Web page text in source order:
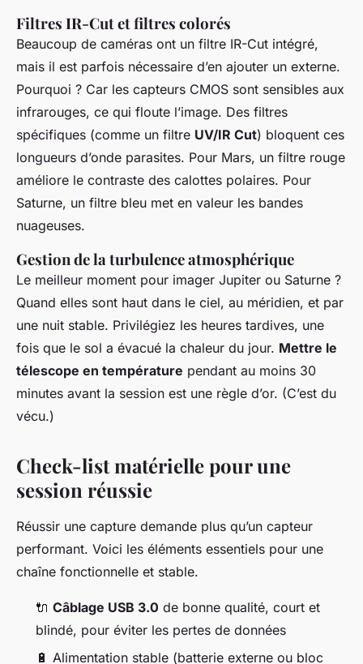
Filtres IR-Cut et filtres colorés
Beaucoup de caméras ont un filtre IR-Cut intégré,
mais il est parfois nécessaire d’en ajouter un externe.
Pourquoi ? Car les capteurs CMOS sont sensibles aux
infrarouges, ce qui floute l’image. Des filtres
spécifiques (comme un filtre UV/IR Cut) bloquent ces
longueurs d’onde parasites. Pour Mars, un filtre rouge
améliore le contraste des calottes polaires. Pour
Saturne, un filtre bleu met en valeur les bandes
nuageuses.
Gestion de la turbulence atmosphérique
Le meilleur moment pour imager Jupiter ou Saturne ?
Quand elles sont haut dans le ciel, au méridien, et par
une nuit stable. Privilégiez les heures tardives, une
fois que le sol a évacué la chaleur du jour. Mettre le
télescope en température pendant au moins 30
minutes avant la session est une règle d’or. (C’est du
vécu.)
Check-list matérielle pour une
session réussie
Réussir une capture demande plus qu’un capteur
performant. Voici les éléments essentiels pour une
chaîne fonctionnelle et stable.
🔌 Câblage USB 3.0 de bonne qualité, court et
blindé, pour éviter les pertes de données
🔋 Alimentation stable (batterie externe ou bloc